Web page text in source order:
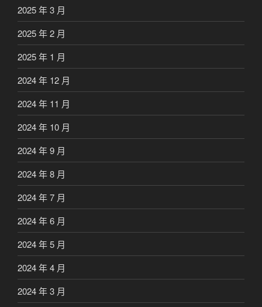
2025 年 3 月
2025 年 2 月
2025 年 1 月
2024 年 12 月
2024 年 11 月
2024 年 10 月
2024 年 9 月
2024 年 8 月
2024 年 7 月
2024 年 6 月
2024 年 5 月
2024 年 4 月
2024 年 3 月